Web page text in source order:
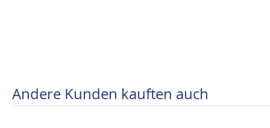
Andere Kunden kauften auch